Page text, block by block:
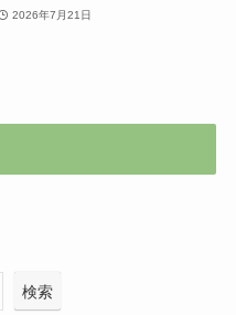
2026年7月21日
検索